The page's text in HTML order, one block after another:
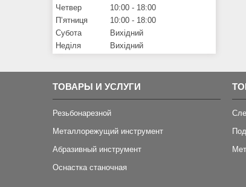
Четвер
10:00
18:00
Пʼятниця
10:00
18:00
Субота
Вихідний
Неділя
Вихідний
ТОВАРЫ И УСЛУГИ
Резьбонарезной
Металлорежущий инструмент
Абразивный инструмент
Оснастка станочная